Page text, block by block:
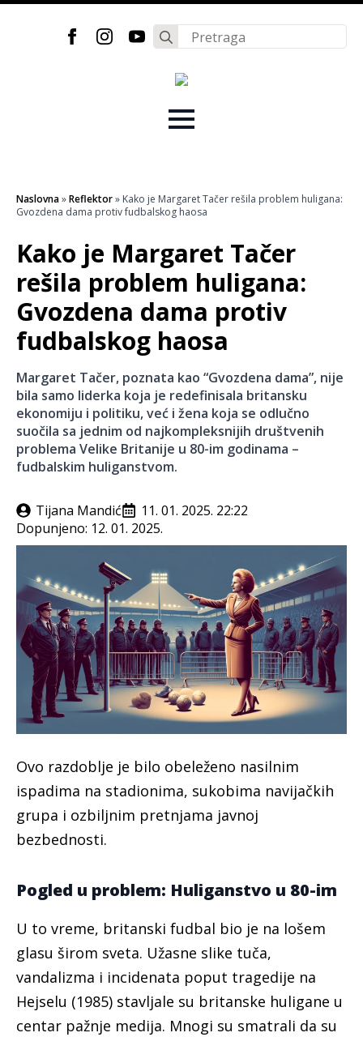
Search
for:
Naslovna»Reflektor» Kako je Margaret Tačer rešila problem huligana:
Gvozdena dama protiv fudbalskog haosa
Kako je Margaret Tačer
rešila problem huligana:
Gvozdena dama protiv
fudbalskog haosa
Margaret Tačer, poznata kao “Gvozdena dama”, nije
bila samo liderka koja je redefinisala britansku
ekonomiju i politiku, već i žena koja se odlučno
suočila sa jednim od najkompleksnijih društvenih
problema Velike Britanije u 80-im godinama –
fudbalskim huliganstvom.
Tijana Mandić
11. 01. 2025. 22:22
Dopunjeno: 12. 01. 2025.
Ovo razdoblje je bilo obeleženo nasilnim
ispadima na stadionima, sukobima navijačkih
grupa i ozbiljnim pretnjama javnoj
bezbednosti.
Pogled u problem: Huliganstvo u 80-im
U to vreme, britanski fudbal bio je na lošem
glasu širom sveta. Užasne slike tuča,
vandalizma i incidenata poput tragedije na
Hejselu (1985) stavljale su britanske huligane u
centar pažnje medija. Mnogi su smatrali da su